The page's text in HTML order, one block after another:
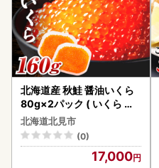
北海道産 秋鮭 醤油いくら
80g×2パック ( いくら イ
クラ 魚卵 鮭 サケ さけ 鮭い
くら 醤油漬け パック 北海
道産 ふるさと納税 秋鮭 )【
北海道北見市
(0)
17,000